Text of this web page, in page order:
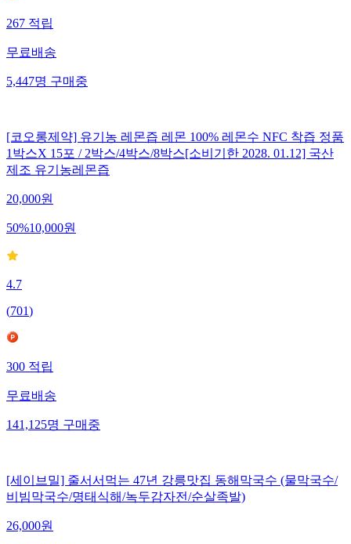
267 적립
무료배송
5,447명 구매중
[코오롱제약] 유기농 레몬즙 레몬 100% 레몬수 NFC 착즙 정품
1박스X 15포 / 2박스/4박스/8박스[소비기한 2028. 01.12] 국산
제조 유기농레몬즙
20,000원
50%10,000원
4.7
(701)
300적립
무료배송
141,125명구매중
[세이브밀] 줄서서먹는 47년 강릉맛집 동해막국수 (물막국수/
비빔막국수/명태식해/녹두감자전/순살족발)
26,000원